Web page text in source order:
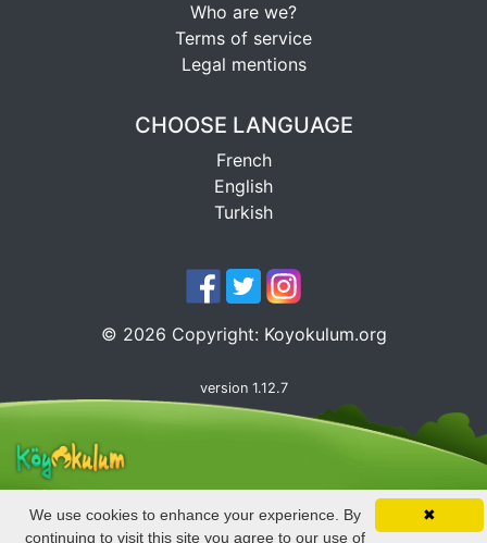
Who are we?
Terms of service
Legal mentions
CHOOSE LANGUAGE
French
English
Turkish
© 2026 Copyright: Koyokulum.org
version 1.12.7
✖
We use cookies to enhance your experience. By
continuing to visit this site you agree to our use of